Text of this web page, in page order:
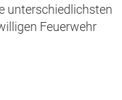
unterschiedlichsten
Feuerwehr